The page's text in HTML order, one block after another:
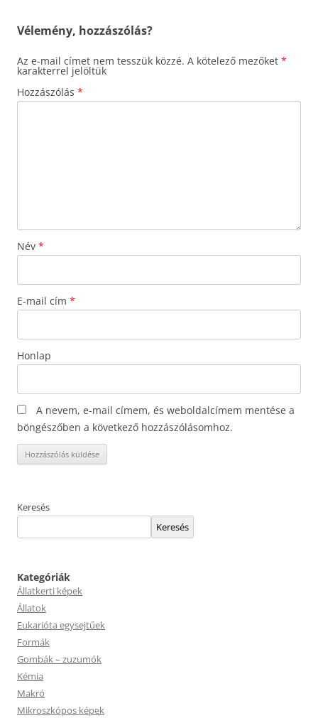
Vélemény, hozzászólás?
Az e-mail címet nem tesszük közzé. A kötelező mezőket *
karakterrel jelöltük
Hozzászólás *
Név *
E-mail cím *
Honlap
A nevem, e-mail címem, és weboldalcímem mentése a
böngészőben a következő hozzászólásomhoz.
Keresés
Keresés
Kategóriák
Állatkerti képek
Állatok
Eukarióta egysejtűek
Formák
Gombák – zuzumók
Kémia
Makró
Mikroszkópos képek